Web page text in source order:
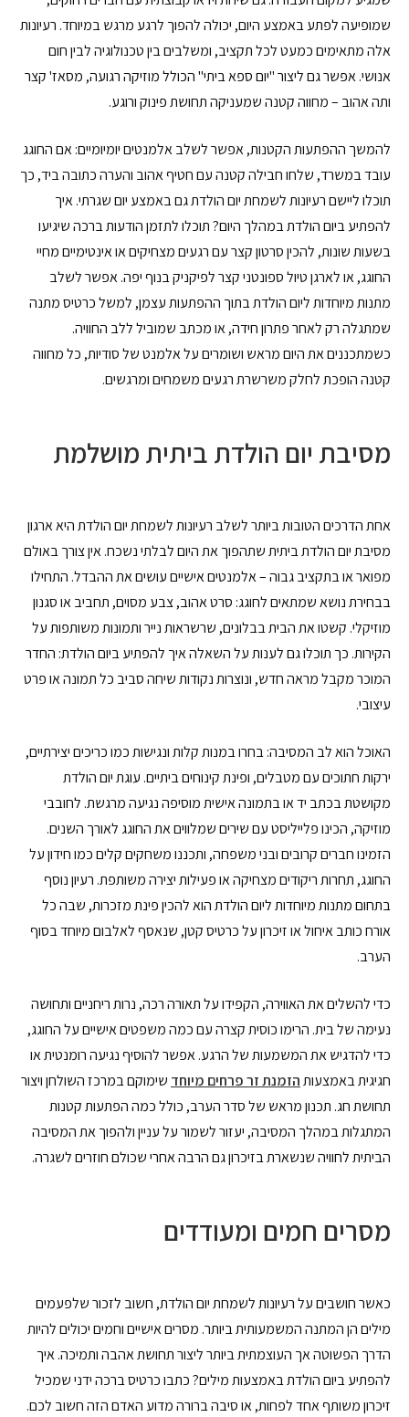
שמופיעה לפתע באמצע היום, יכולה להפוך לרגע מרגש במיוחד. רעיונות
אלה מתאימים כמעט לכל תקציב, ומשלבים בין טכנולוגיה לבין חום
אנושי. אפשר גם ליצור "יום ספא ביתי" הכולל מוזיקה רגועה, מסאז' קצר
ותה אהוב – מחווה קטנה שמעניקה תחושת פינוק ורוגע.
להמשך ההפתעות הקטנות, אפשר לשלב אלמנטים יומיומיים: אם החוגג
עובד במשרד, שלחו חבילה קטנה עם חטיף אהוב והערה כתובה ביד, כך
תוכלו ליישם רעיונות לשמחת יום הולדת גם באמצע יום שגרתי. איך
להפתיע ביום הולדת במהלך היום? תוכלו לתזמן הודעות ברכה שיגיעו
בשעות שונות, להכין סרטון קצר עם רגעים מצחיקים או אינטימיים מחיי
החוגג, או לארגן טיול ספונטני קצר לפיקניק בנוף יפה. אפשר לשלב
מתנות מיוחדות ליום הולדת בתוך ההפתעות עצמן, למשל כרטיס מתנה
שמתגלה רק לאחר פתרון חידה, או מכתב שמוביל ללב החוויה.
כשמתכננים את היום מראש ושומרים על אלמנט של סודיות, כל מחווה
קטנה הופכת לחלק משרשרת רגעים משמחים ומרגשים.
מסיבת יום הולדת ביתית מושלמת
אחת הדרכים הטובות ביותר לשלב רעיונות לשמחת יום הולדת היא ארגון
מסיבת יום הולדת ביתית שתהפוך את היום לבלתי נשכח. אין צורך באולם
מפואר או בתקציב גבוה – אלמנטים אישיים עושים את ההבדל. התחילו
בבחירת נושא שמתאים לחוגג: סרט אהוב, צבע מסוים, תחביב או סגנון
מוזיקלי. קשטו את הבית בבלונים, שרשראות נייר ותמונות משותפות על
הקירות. כך תוכלו גם לענות על השאלה איך להפתיע ביום הולדת: החדר
המוכר מקבל מראה חדש, ונוצרות נקודות שיחה סביב כל תמונה או פרט
עיצובי.
האוכל הוא לב המסיבה: בחרו במנות קלות ונגישות כמו כריכים יצירתיים,
ירקות חתוכים עם מטבלים, ופינת קינוחים ביתיים. עוגת יום הולדת
מקושטת בכתב יד או בתמונה אישית מוסיפה נגיעה מרגשת. לחובבי
מוזיקה, הכינו פלייליסט עם שירים שמלווים את החוגג לאורך השנים.
הזמינו חברים קרובים ובני משפחה, ותכננו משחקים קלים כמו חידון על
החוגג, תחרות ריקודים מצחיקה או פעילות יצירה משותפת. רעיון נוסף
בתחום מתנות מיוחדות ליום הולדת הוא להכין פינת מזכרות, שבה כל
אורח כותב איחול או זיכרון על כרטיס קטן, שנאסף לאלבום מיוחד בסוף
הערב.
כדי להשלים את האווירה, הקפידו על תאורה רכה, נרות ריחניים ותחושה
נעימה של בית. הרימו כוסית קצרה עם כמה משפטים אישיים על החוגג,
כדי להדגיש את המשמעות של הרגע. אפשר להוסיף נגיעה רומנטית או
חגיגית באמצעותהזמנת זר פרחים מיוחד שימוקם במרכז השולחן ויצור
תחושת חג. תכנון מראש של סדר הערב, כולל כמה הפתעות קטנות
המתגלות במהלך המסיבה, יעזור לשמור על עניין ולהפוך את המסיבה
הביתית לחוויה שנשארת בזיכרון גם הרבה אחרי שכולם חוזרים לשגרה.
מסרים חמים ומעודדים
כאשר חושבים על רעיונות לשמחת יום הולדת, חשוב לזכור שלפעמים
מילים הן המתנה המשמעותית ביותר. מסרים אישיים וחמים יכולים להיות
הדרך הפשוטה אך העוצמתית ביותר ליצור תחושת אהבה ותמיכה. איך
להפתיע ביום הולדת באמצעות מילים? כתבו כרטיס ברכה ידני שמכיל
זיכרון משותף אחד לפחות, או סיבה ברורה מדוע האדם הזה חשוב לכם.